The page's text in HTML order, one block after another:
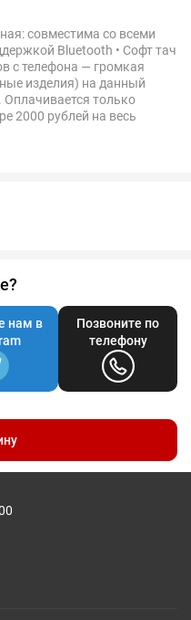
совместима со всеми
Bluetooth • Софт тач
с телефона — громкая
изделия) на данный
Оплачивается только
2000 рублей на весь
нам в
Позвоните по
телефону